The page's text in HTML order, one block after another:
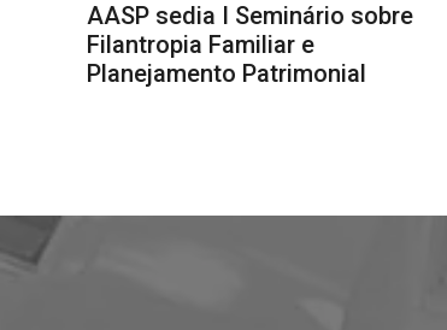
AASP sedia I Seminário sobre
Filantropia Familiar e
Planejamento Patrimonial